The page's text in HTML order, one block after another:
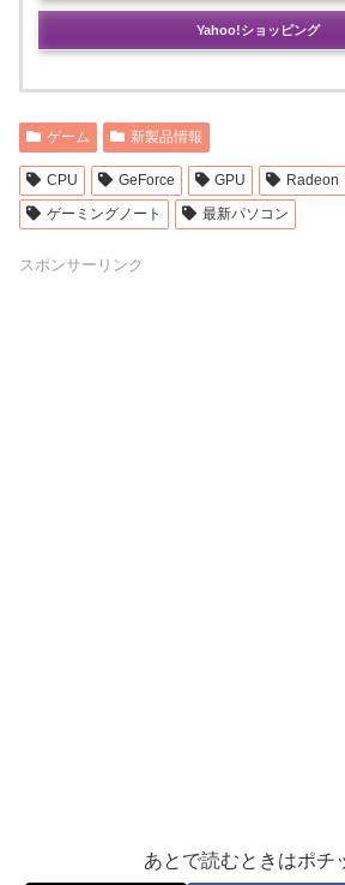
Yahoo!ショッピング
ゲーム 新製品情報
CPU GeForce GPU Radeon
ゲーミングノート
最新パソコン
スポンサーリンク
あとで読むときはポチ